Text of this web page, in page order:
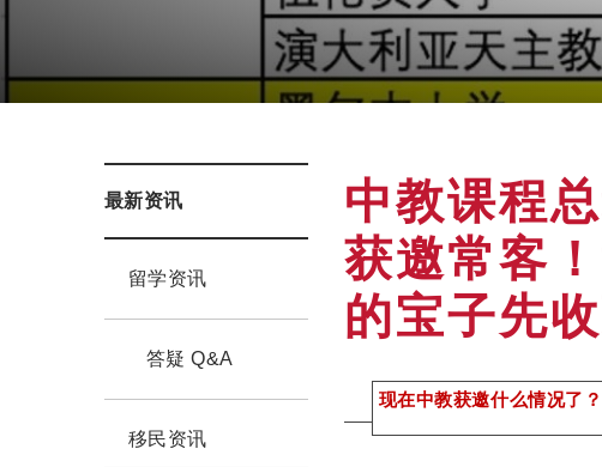
最新资讯
留学资讯
答疑 Q&A
移民资讯
中教课程
获邀常客
的宝子先
现在中教获邀什么情况了？